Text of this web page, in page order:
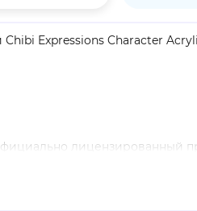
Expressions Character
лицензированный
Крио персонаж в